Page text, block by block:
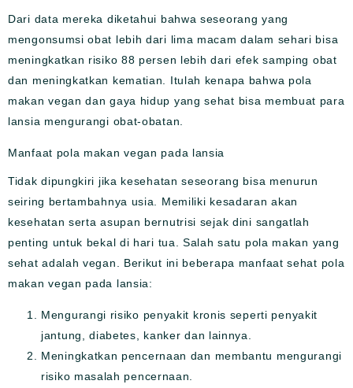
Dari data mereka diketahui bahwa seseorang yang
mengonsumsi obat lebih dari lima macam dalam sehari bisa
meningkatkan risiko 88 persen lebih dari efek samping obat
dan meningkatkan kematian. Itulah kenapa bahwa pola
makan vegan dan gaya hidup yang sehat bisa membuat para
lansia mengurangi obat-obatan.
Manfaat pola makan vegan pada lansia
Tidak dipungkiri jika kesehatan seseorang bisa menurun
seiring bertambahnya usia. Memiliki kesadaran akan
kesehatan serta asupan bernutrisi sejak dini sangatlah
penting untuk bekal di hari tua. Salah satu pola makan yang
sehat adalah vegan. Berikut ini beberapa manfaat sehat pola
makan vegan pada lansia:
Mengurangi risiko penyakit kronis seperti penyakit
jantung, diabetes, kanker dan lainnya.
Meningkatkan pencernaan dan membantu mengurangi
risiko masalah pencernaan.